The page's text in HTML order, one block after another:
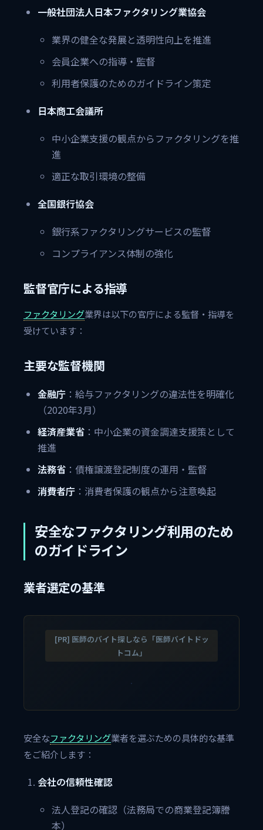
一般社団法人日本ファクタリング業協会
業界の健全な発展と透明性向上を推進
会員企業への指導・監督
利用者保護のためのガイドライン策定
日本商工会議所
中小企業支援の観点からファクタリングを推
進
適正な取引環境の整備
全国銀行協会
銀行系ファクタリングサービスの監督
コンプライアンス体制の強化
監督官庁による指導
ファクタリング業界は以下の官庁による監督・指導を
受けています：
主要な監督機関
金融庁 ：給与ファクタリングの違法性を明確化
（2020年3月）
経済産業省 ：中小企業の資金調達支援策として
推進
法務省 ：債権譲渡登記制度の運用・監督
消費者庁 ：消費者保護の観点から注意喚起
安全なファクタリング利用のため
のガイドライン
業者選定の基準
[PR] 医師のバイト探しなら「医師バイトドッ
トコム」
安全なファクタリング業者を選ぶための具体的な基準
をご紹介します：
会社の信頼性確認
法人登記の確認（法務局での商業登記簿謄
本）